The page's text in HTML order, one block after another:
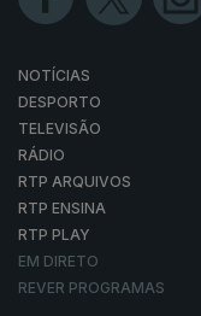
NOTÍCIAS
DESPORTO
TELEVISÃO
RÁDIO
RTP ARQUIVOS
RTP ENSINA
RTP PLAY
EM DIRETO
REVER PROGRAMAS